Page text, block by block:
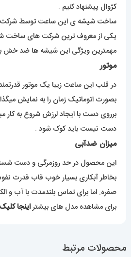
کژوال پیشنهاد کنیم .
ساخت شیشه ی این ساعت توسط شرکت
یکی از معروف ترین شرکت های
مهمترین ویژگی این شیشه ها ضد
موتور
در قلب این ساعت زیبا یک موتور
بصورت اتوماتیک زمان را به نمایش
برروی دست با ایجاد لرزش شروع به کار
دست نیست باید کوک شود .
میزان ضدآبی
این محصول در حد روزمرگی و دست
بخاطر آبکاری بسیار خوب قاب قدرت
صفره. اما برای تماس بلندمدت با آب و
برای مشاهده مدل های بیشتراینجا کلیک
محصولات مرتبط